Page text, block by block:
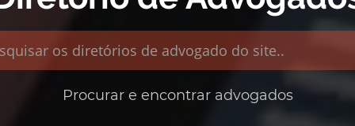
Procurar e encontrar advogados